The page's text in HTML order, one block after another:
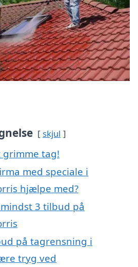
skjul
grimme tag!
med speciale i
hjælpe med?
3 tilbud på
på tagrensning i
tryg ved